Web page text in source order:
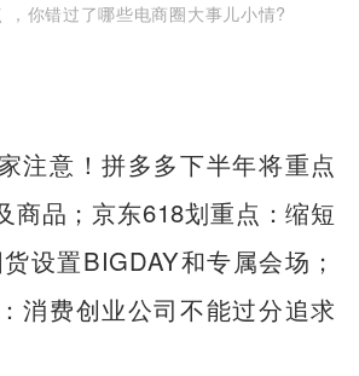
你错过了哪些电商圈大事儿小情?
注意！拼多多下半年将重点
商品；京东618划重点：缩短
设置BIGDAY和专属会场；
消费创业公司不能过分追求